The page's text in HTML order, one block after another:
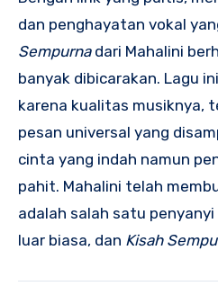
dan penghayatan vokal
Sempurnadari Mahalini
banyak dibicarakan. Lagu
karena kualitas musiknya,
pesan universal yang
cinta yang indah namun
pahit. Mahalini telah
adalah salah satu
luar biasa, dan Kisah